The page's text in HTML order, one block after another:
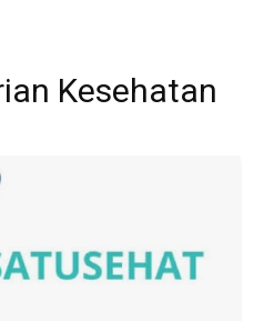
Kesehatan